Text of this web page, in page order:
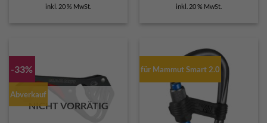
inkl. 20 % MwSt. inkl. 20 % MwSt.
-33%
Abverkauf
NICHT VORRÄTIG
für Mammut Smart 2.0